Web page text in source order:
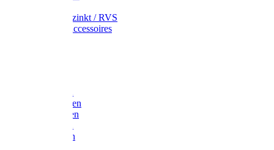
Emmer verzinkt / RVS
Regenton accessoires
Gazonharken
Asfaltharken
Hooiharken